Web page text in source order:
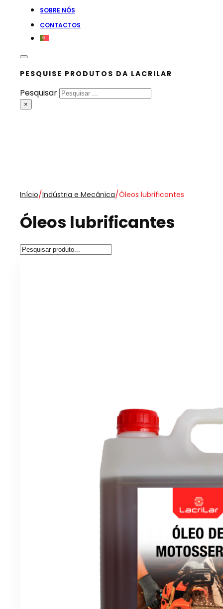
SOBRE NÓS
CONTACTOS
PESQUISE PRODUTOS DA LACRILAR
Pesquisar
×
Início/Indústria e Mecânica/Óleos lubrificantes
Óleos lubrificantes